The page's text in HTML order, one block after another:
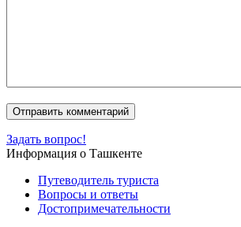
Задать вопрос!
Информация о Ташкенте
Путеводитель туриста
Вопросы и ответы
Достопримечательности